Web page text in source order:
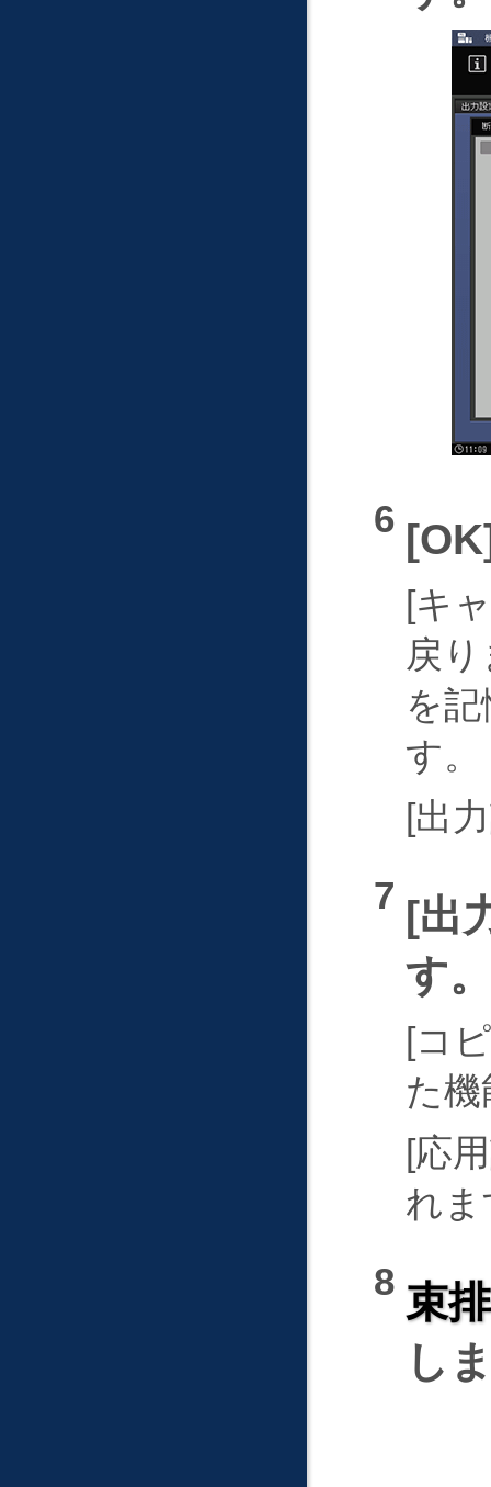
OK
キ
戻
を
す。
出
出
す。
コ
た
応
れ
束
し